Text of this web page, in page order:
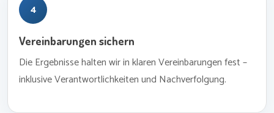
4
Vereinbarungen sichern
Die Ergebnisse halten wir in klaren Vereinbarungen fest –
inklusive Verantwortlichkeiten und Nachverfolgung.